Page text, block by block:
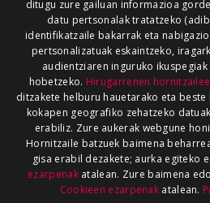
ditugu zure gailuan informazioa
datu pertsonalak tratatzeko
identifikatzaile bakarrak eta
pertsonalizatuak eskaintzeko,
audientziaren inguruko
hobetzeko. Hirugarrenen
ditzakete helburu hauetarako eta
kokapen geografiko zehatzeko
erabiliz. Zure aukerak webgune
Hornitzaile batzuek baimena
gisa erabil dezakete; aurka egiteko
ezarpenakatalean. Zure baimena
Cookieen ezarpenak atalean.